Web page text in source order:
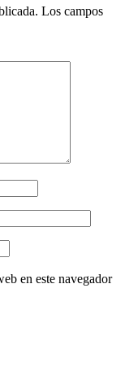
Los campos
en este navegador